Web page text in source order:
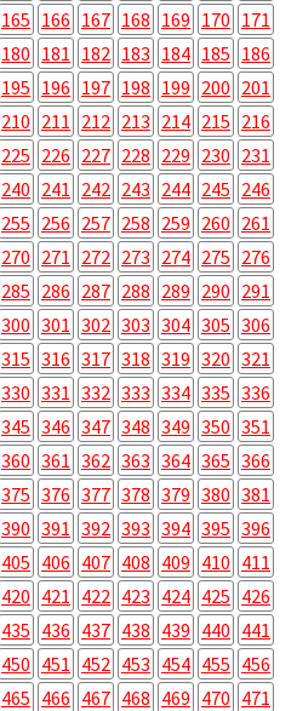
165 166 167 168 169 170 171
180 181 182 183 184 185 186
195 196 197 198 199 200 201
210 211 212 213 214 215 216
225 226 227 228 229 230 231
240 241 242 243 244 245 246
255 256 257 258 259 260 261
270 271 272 273 274 275 276
285 286 287 288 289 290 291
300 301 302 303 304 305 306
315 316 317 318 319 320 321
330 331 332 333 334 335 336
345 346 347 348 349 350 351
360 361 362 363 364 365 366
375 376 377 378 379 380 381
390 391 392 393 394 395 396
405 406 407 408 409 410 411
420 421 422 423 424 425 426
435 436 437 438 439 440 441
450 451 452 453 454 455 456
465 466 467 468 469 470 471